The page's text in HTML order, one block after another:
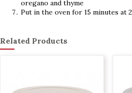
oregano and thyme
Put in the oven for 15 minutes at
Related Products